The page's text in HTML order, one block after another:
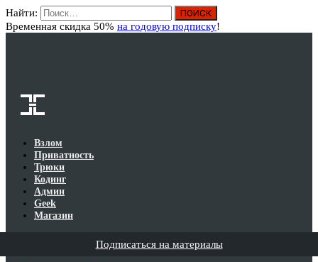
Найти:
Временная скидка 50% на годовую подписку!
Взлом
Приватность
Трюки
Кодинг
Админ
Geek
Магазин
Подписаться на материалы